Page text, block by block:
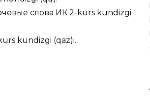
слова ИК 2-kurs kundizgi
kundizgi (qaz)i.